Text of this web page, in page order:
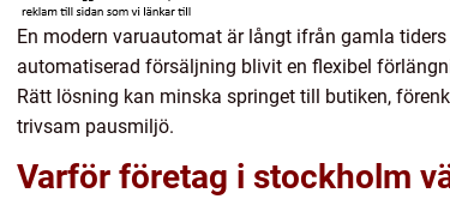
En modern varuautomat är långt ifrån gamla
automatiserad försäljning blivit en flexibel
Rätt lösning kan minska springet till butiken,
trivsam pausmiljö.
Varför företag i stockholm